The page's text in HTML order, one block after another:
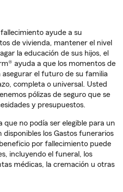
ayude a su
de vivienda, mantener el nivel
la educación de sus hijos, el
ayuda a que los momentos de
el futuro de su familia
completa o universal. Usted
pólizas de seguro que se
y presupuestos.
que no podía ser elegible para un
disponibles los Gastos funerarios
por fallecimiento puede
incluyendo el funeral, los
médicas, la cremación u otras